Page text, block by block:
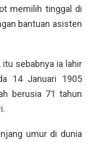
memilih tinggal di
bantuan asisten
itu sebabnya ia lahir
14 Januari 1905
berusia 71 tahun
umur di dunia